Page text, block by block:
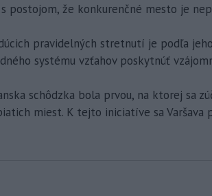
postojom, že konkurenčné mesto je
pravidelných stretnutí je podľa
systému vzťahov poskytnúť
schôdzka bola prvou, na ktorej sa
miest. K tejto iniciatíve sa